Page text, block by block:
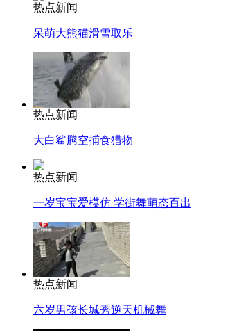
热点新闻
呆萌大熊猫滑雪取乐
热点新闻
大白鲨腾空捕食猎物
热点新闻
一岁宝宝爱模仿 学街舞萌态百出
热点新闻
六岁男孩长城秀逆天机械舞